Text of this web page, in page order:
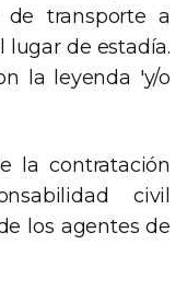
de transporte a
lugar de estadía.
la leyenda 'y/o
la contratación
civil
los agentes de